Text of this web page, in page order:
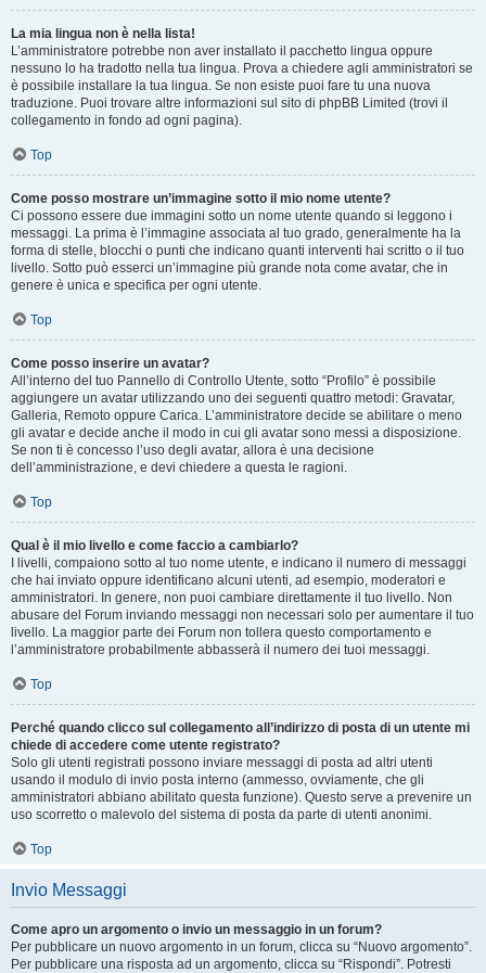
La mia lingua non è nella lista!
L’amministratore potrebbe non aver installato il pacchetto lingua oppure
nessuno lo ha tradotto nella tua lingua. Prova a chiedere agli amministratori se
è possibile installare la tua lingua. Se non esiste puoi fare tu una nuova
traduzione. Puoi trovare altre informazioni sul sito di phpBB Limited (trovi il
collegamento in fondo ad ogni pagina).
Top
Come posso mostrare un’immagine sotto il mio nome utente?
Ci possono essere due immagini sotto un nome utente quando si leggono i
messaggi. La prima è l’immagine associata al tuo grado, generalmente ha la
forma di stelle, blocchi o punti che indicano quanti interventi hai scritto o il tuo
livello. Sotto può esserci un’immagine più grande nota come avatar, che in
genere è unica e specifica per ogni utente.
Top
Come posso inserire un avatar?
All’interno del tuo Pannello di Controllo Utente, sotto “Profilo” è possibile
aggiungere un avatar utilizzando uno dei seguenti quattro metodi: Gravatar,
Galleria, Remoto oppure Carica. L’amministratore decide se abilitare o meno
gli avatar e decide anche il modo in cui gli avatar sono messi a disposizione.
Se non ti è concesso l’uso degli avatar, allora è una decisione
dell’amministrazione, e devi chiedere a questa le ragioni.
Top
Qual è il mio livello e come faccio a cambiarlo?
I livelli, compaiono sotto al tuo nome utente, e indicano il numero di messaggi
che hai inviato oppure identificano alcuni utenti, ad esempio, moderatori e
amministratori. In genere, non puoi cambiare direttamente il tuo livello. Non
abusare del Forum inviando messaggi non necessari solo per aumentare il tuo
livello. La maggior parte dei Forum non tollera questo comportamento e
l’amministratore probabilmente abbasserà il numero dei tuoi messaggi.
Top
Perché quando clicco sul collegamento all’indirizzo di posta di un utente mi
chiede di accedere come utente registrato?
Solo gli utenti registrati possono inviare messaggi di posta ad altri utenti
usando il modulo di invio posta interno (ammesso, ovviamente, che gli
amministratori abbiano abilitato questa funzione). Questo serve a prevenire un
uso scorretto o malevolo del sistema di posta da parte di utenti anonimi.
Top
Invio Messaggi
Come apro un argomento o invio un messaggio in un forum?
Per pubblicare un nuovo argomento in un forum, clicca su “Nuovo argomento”.
Per pubblicare una risposta ad un argomento, clicca su “Rispondi”. Potresti